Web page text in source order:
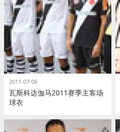
2011-07-06
瓦斯科达伽马2011赛季主客场
球衣